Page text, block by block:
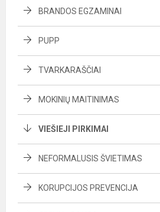
BRANDOS EGZAMINAI
PUPP
TVARKARAŠČIAI
MOKINIŲ MAITINIMAS
VIEŠIEJI PIRKIMAI
NEFORMALUSIS ŠVIETIMAS
KORUPCIJOS PREVENCIJA